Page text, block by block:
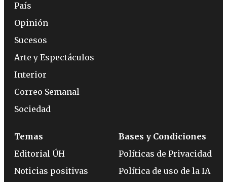
País
Opinión
Sucesos
Arte y Espectáculos
Interior
Correo Semanal
Sociedad
Temas
Editorial ÚH
Noticias positivas
Bases y Condiciones
Políticas de Privacidad
Política de uso de la IA